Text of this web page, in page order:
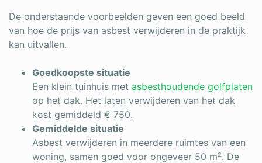
De onderstaande voorbeelden geven een goed beeld
van hoe de prijs van asbest verwijderen in de praktijk
kan uitvallen.
Goedkoopste situatie
Een klein tuinhuis met asbesthoudende golfplaten
op het dak. Het laten verwijderen van het dak
kost gemiddeld € 750.
Gemiddelde situatie
Asbest verwijderen in meerdere ruimtes van een
woning, samen goed voor ongeveer 50 m². De